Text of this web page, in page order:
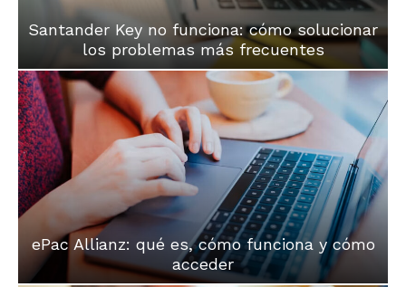
Santander Key no funciona: cómo solucionar
los problemas más frecuentes
ePac Allianz: qué es, cómo funciona y cómo
acceder